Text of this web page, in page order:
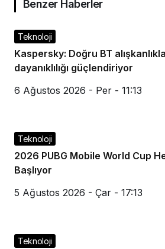
Benzer Haberler
Teknoloji
Kaspersky: Doğru BT
dayanıklılığı güçlendiriyor
6 Ağustos 2026 - Per - 11:13
Teknoloji
2026 PUBG Mobile World Cup
Başlıyor
5 Ağustos 2026 - Çar - 17:13
Teknoloji